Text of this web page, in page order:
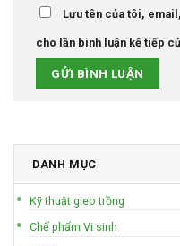
Lưu tên của tôi,
cho lần bình luận kế tiếp
DANH MỤC
Kỹ thuật gieo trồng
Chế phẩm Vi sinh